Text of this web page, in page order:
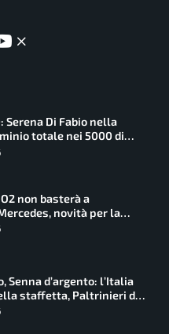
Serena Di Fabio nella
totale nei 5000 di
non basterà a
novità per la
Senna d’argento: l’Italia
staffetta, Paltrinieri da
azzurro